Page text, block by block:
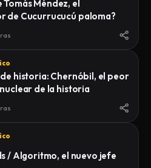
Tomás Méndez, el
de Cucurrucucú paloma?
historia: Chernóbil, el peor
de la historia
/ Algoritmo, el nuevo jefe